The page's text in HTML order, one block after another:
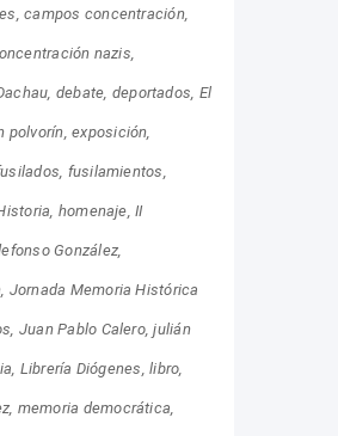
campos concentración
nazis
debate deportados El
polvorín exposición
fusilamientos
homenaje II
González
Jornada Memoria Histórica
Juan Pablo Calero julián
Librería Diógenes libro
memoria democrática